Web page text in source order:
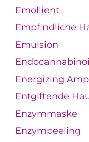
Emollient
Empfindliche
Emulsion
Energizing
Entgiftende
Enzymmaske
Enzympeeling